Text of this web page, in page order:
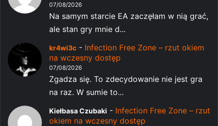
07/08/2026
Na samym starcie EA zaczęłam w nią grać,
ale stan gry mnie d...
kr4wi3c - Infection Free Zone – rzut okiem
na wczesny dostęp
07/08/2026
Zgadza się. To zdecydowanie nie jest gra
na raz. W sumie to...
Kiełbasa Czubaki - Infection Free Zone – rzut
okiem na wczesny dostęp